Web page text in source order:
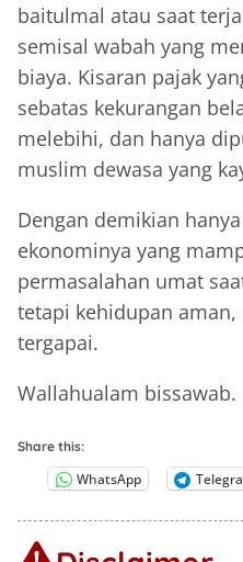
baitulmal atau saat
semisal wabah yang
biaya. Kisaran pajak
sebatas kekurangan
melebihi, dan hanya
muslim dewasa yang
Dengan demikian
ekonominya yang
permasalahan umat
tetapi kehidupan
tergapai.
Wallahualam bissawab.
Share this:
WhatsApp